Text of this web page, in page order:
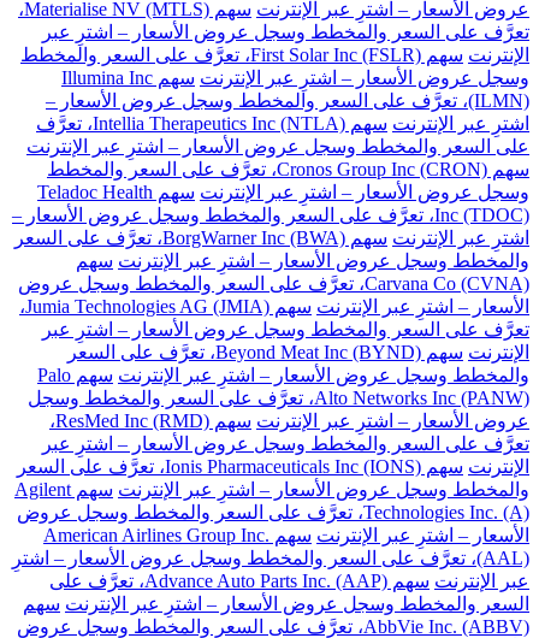
عروض الأسعار – اشترِ عبر الإنترنت
سهم Materialise NV (MTLS)،
تعرَّف على السعر والمخطط وسجل عروض الأسعار – اشترِ عبر
الإنترنت
سهم First Solar Inc (FSLR)، تعرَّف على السعر والمخطط
وسجل عروض الأسعار – اشترِ عبر الإنترنت
سهم Illumina Inc
(ILMN)، تعرَّف على السعر والمخطط وسجل عروض الأسعار –
اشترِ عبر الإنترنت
سهم Intellia Therapeutics Inc (NTLA)، تعرَّف
على السعر والمخطط وسجل عروض الأسعار – اشترِ عبر الإنترنت
سهم Cronos Group Inc (CRON)، تعرَّف على السعر والمخطط
وسجل عروض الأسعار – اشترِ عبر الإنترنت
سهم Teladoc Health
Inc (TDOC)، تعرَّف على السعر والمخطط وسجل عروض الأسعار –
اشترِ عبر الإنترنت
سهم BorgWarner Inc (BWA)، تعرَّف على السعر
والمخطط وسجل عروض الأسعار – اشترِ عبر الإنترنت سهم
Carvana Co (CVNA)، تعرَّف على السعر والمخطط وسجل عروض
الأسعار – اشترِ عبر الإنترنت
سهم Jumia Technologies AG (JMIA)،
تعرَّف على السعر والمخطط وسجل عروض الأسعار – اشترِ عبر
الإنترنت
سهم Beyond Meat Inc (BYND)، تعرَّف على السعر
والمخطط وسجل عروض الأسعار – اشترِ عبر الإنترنت
سهم Palo
Alto Networks Inc (PANW)، تعرَّف على السعر والمخطط وسجل
عروض الأسعار – اشترِ عبر الإنترنت
سهم ResMed Inc (RMD)،
تعرَّف على السعر والمخطط وسجل عروض الأسعار – اشترِ عبر
الإنترنت
سهم Ionis Pharmaceuticals Inc (IONS)، تعرَّف على السعر
والمخطط وسجل عروض الأسعار – اشترِ عبر الإنترنت
سهم Agilent
Technologies Inc. (A)، تعرَّف على السعر والمخطط وسجل عروض
الأسعار – اشترِ عبر الإنترنت
سهم American Airlines Group Inc.
(AAL)، تعرَّف على السعر والمخطط وسجل عروض الأسعار – اشترِ
عبر الإنترنت
سهم Advance Auto Parts Inc. (AAP)، تعرَّف على
السعر والمخطط وسجل عروض الأسعار – اشترِ عبر الإنترنت سهم
AbbVie Inc. (ABBV)، تعرَّف على السعر والمخطط وسجل عروض